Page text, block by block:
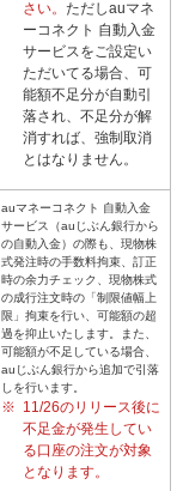
さい。 ただしauマネ
ーコネクト 自動入金
サービスをご設定い
ただいてる場合、可
能額不足分が自動引
落され、不足分が解
消すれば、強制取消
とはなりません。
auマネーコネクト 自動入金
サービス（auじぶん銀行から
の自動入金）の際も、現物株
式発注時の手数料拘束、訂正
時の余力チェック、現物株式
の成行注文時の「制限値幅上
限」拘束を行い、可能額の超
過を抑止いたします。また、
可能額が不足している場合、
auじぶん銀行から追加で引落
しを行います。
※ 11/26のリリース後に
不足金が発生してい
る口座の注文が対象
となります。